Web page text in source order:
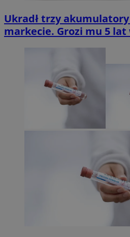
Ukradł trzy
markecie. Grozi mu 5